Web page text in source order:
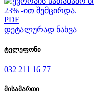
PDF
დეტალურად ნახვა
ტელეფონი
032 211 16 77
მისამართი